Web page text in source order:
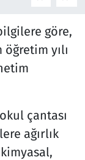
göre,
yılı
çantası
ağırlık